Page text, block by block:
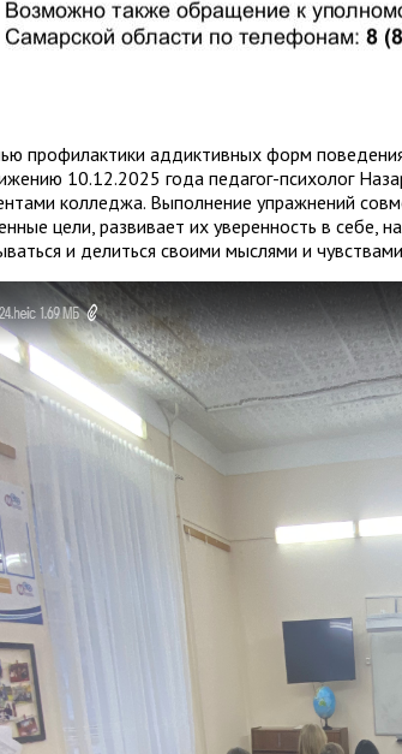
профилактики аддиктивных форм
10.12.2025 года педагог-психолог
колледжа. Выполнение упражнений
цели, развивает их уверенность в себе,
и делиться своими мыслями и